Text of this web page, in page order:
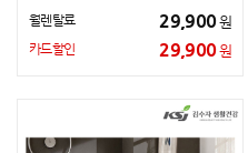
월렌탈료 29,900원
카드할인 29,900원